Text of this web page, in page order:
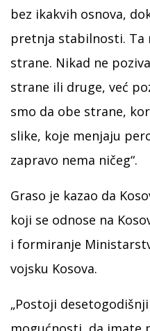
bez ikakvih osnova,
pretnja stabilnosti. Ta
strane. Nikad ne
strane ili druge, već
smo da obe strane,
slike, koje menjaju
zapravo nema ničeg“.
Graso je kazao da
koji se odnose na
i formiranje
vojsku Kosova.
„Postoji